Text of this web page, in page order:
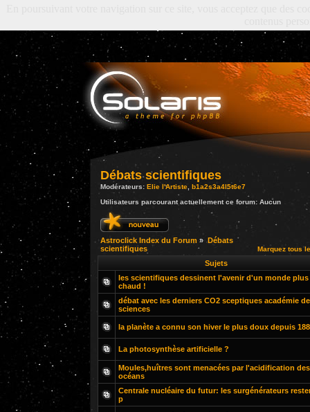
Débats scientifiques
Modérateurs: Elie l'Artiste b1a2s3a4l5t6e7
Utilisateurs parcourant actuellement ce forum: Aucun
Astroclick Index du Forum » Débats
scientifiques
Marquez tous
Sujets
les scientifiques dessinent l'avenir d'un monde plus
chaud !
débat avec les derniers CO2 sceptiques académie
sciences
la planète a connu son hiver le plus doux depuis
La photosynthèse artificielle ?
Moules,huîtres sont menacées par l'acidification des
océans
Centrale nucléaire du futur: les surgénérateurs
p